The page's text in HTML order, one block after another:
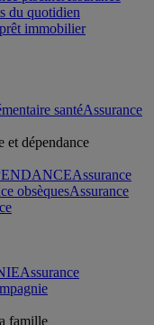
du quotidien
santéAssurance
Assurance
obsèquesAssurance
Assurance